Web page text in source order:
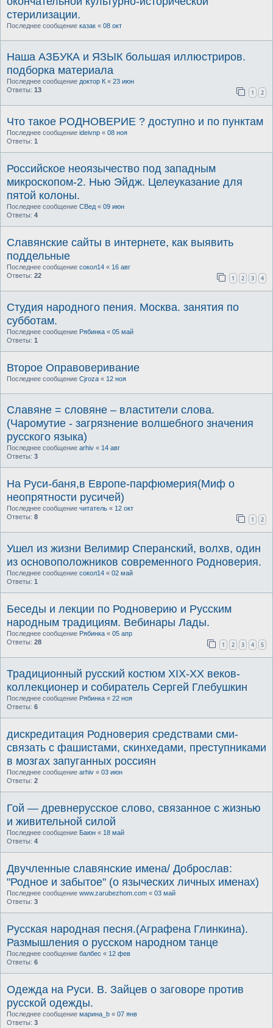
стерилизации.
Последнее сообщение казак « 08 окт
Наша АЗБУКА и ЯЗЫК большая иллюстриров.
подборка материала
Последнее сообщение доктор К « 23 июн
Ответы: 13 1 2
Что такое РОДНОВЕРИЕ ? доступно и по пунктам
Последнее сообщение ideivnp « 08 ноя
Ответы: 1
Российское неоязычество под западным
микроскопом-2. Нью Эйдж. Целеуказание для
пятой колоны.
Последнее сообщение СВед « 09 июн
Ответы: 4
Славянские сайты в интернете, как выявить
поддельные
Последнее сообщение сокол14 « 16 авг
Ответы: 22 1 2 3 4
Студия народного пения. Москва. занятия по
субботам.
Последнее сообщение Рябинка « 05 май
Ответы: 1
Второе Оправоверивание
Последнее сообщение Cjroza « 12 ноя
Славяне = словяне – властители слова.
(Чаромутие - загрязнение волшебного значения
русского языка)
Последнее сообщение arhiv « 14 авг
Ответы: 3
На Руси-баня,в Европе-парфюмерия(Миф о
неопрятности русичей)
Последнее сообщение читатель « 12 окт
Ответы: 8 1 2
Ушел из жизни Велимир Сперанский, волхв, один
из основоположников современного Родноверия.
Последнее сообщение сокол14 « 02 май
Ответы: 1
Беседы и лекции по Родноверию и Русским
народным традициям. Вебинары Лады.
Последнее сообщение Рябинка « 05 апр
Ответы: 28 1 2 3 4 5
Традиционный русский костюм XIX-XX веков-
коллекционер и собиратель Сергей Глебушкин
Последнее сообщение Рябинка « 22 ноя
Ответы: 6
дискредитация Родноверия средствами сми-
связать с фашистами, скинхедами, преступниками
в мозгах запуганных россиян
Последнее сообщение arhiv « 03 июн
Ответы: 2
Гой — древнерусское слово, связанное с жизнью
и живительной силой
Последнее сообщение Баюн « 18 май
Ответы: 4
Двучленные славянские имена/ Доброслав:
"Родное и забытое" (о языческих личных именах)
Последнее сообщение www.zarubezhom.com « 03 май
Ответы: 3
Русская народная песня.(Аграфена Глинкина).
Размышления о русском народном танце
Последнее сообщение балбес « 12 фев
Ответы: 6
Одежда на Руси. В. Зайцев о заговоре против
русской одежды.
Последнее сообщение марина_b « 07 янв
Ответы: 3